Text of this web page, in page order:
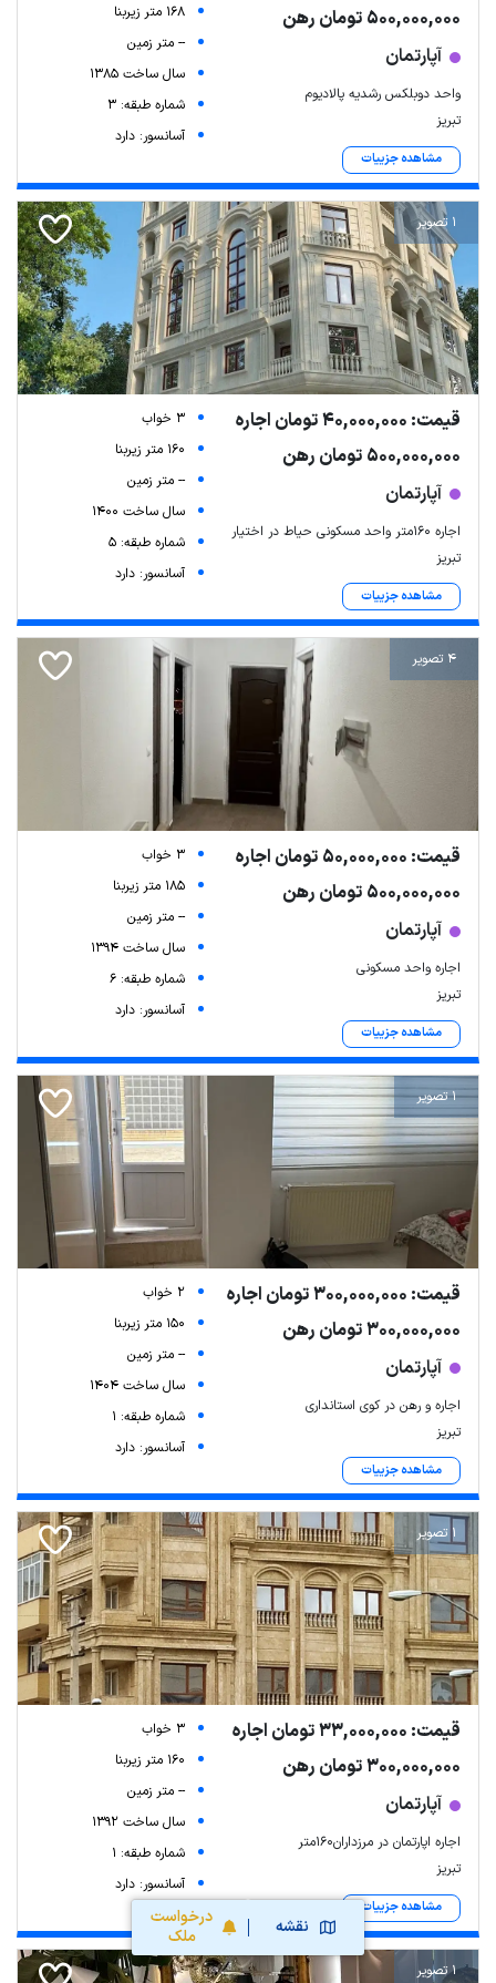
نقشه
درخواست
ملک
500,000,000 تومان رهن
آپارتمان
واحد دوبلکس رشدیه پالادیوم
تبریز
مشاهده جزییات
168 متر زیربنا
-- متر زمین
سال ساخت 1385
شماره طبقه: 3
آسانسور: دارد
1 تصویر
قیمت: 40,000,000 تومان اجاره
500,000,000 تومان رهن
آپارتمان
اجاره ۱۶۰متر واحد مسکونی حیاط در اختیار
تبریز
مشاهده جزییات
3 خواب
160 متر زیربنا
-- متر زمین
سال ساخت 1400
شماره طبقه: 5
آسانسور: دارد
4 تصویر
قیمت: 50,000,000 تومان اجاره
500,000,000 تومان رهن
آپارتمان
اجاره واحد مسکونی
تبریز
مشاهده جزییات
3 خواب
185 متر زیربنا
-- متر زمین
سال ساخت 1394
شماره طبقه: 6
آسانسور: دارد
1 تصویر
قیمت: 300,000,000 تومان اجاره
300,000,000 تومان رهن
آپارتمان
اجاره و رهن در کوی استانداری
تبریز
مشاهده جزییات
2 خواب
150 متر زیربنا
-- متر زمین
سال ساخت 1404
شماره طبقه: 1
آسانسور: دارد
1 تصویر
قیمت: 33,000,000 تومان اجاره
300,000,000 تومان رهن
آپارتمان
اجاره اپارتمان در مرزداران160متر
تبریز
مشاهده جزییات
3 خواب
160 متر زیربنا
-- متر زمین
سال ساخت 1392
شماره طبقه: 1
آسانسور: دارد
1 تصویر